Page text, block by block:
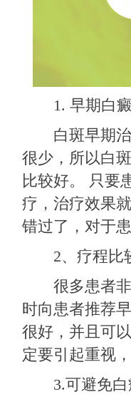
1. 早期白癜
白斑早期治
很少，所以白
比较好。 只要
疗，治疗效果
错过了，对于
2、疗程比
很多患者非
时向患者推荐
很好，并且可
定要引起重视
3.可避免白